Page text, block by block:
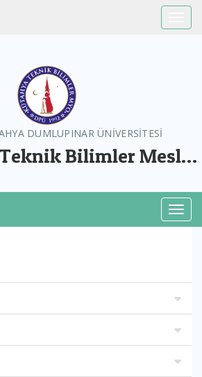
DUMLUPINAR ÜNİVERSİTESİ
Bilimler Meslek